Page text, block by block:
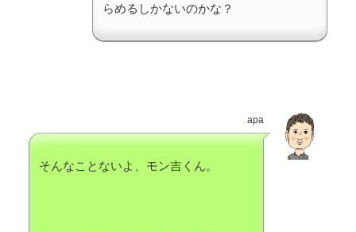
らめるしかないのかな？
apa
そんなことないよ、モン吉くん。